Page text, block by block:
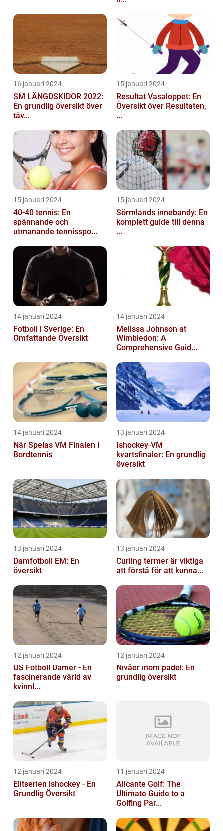
16 januari 2024
SM LÄNGDSKIDOR 2022:
En grundlig översikt över
täv...
15 januari 2024
Resultat Vasaloppet: En
Översikt över Resultaten,
...
15 januari 2024
40-40 tennis: En
spännande och
utmanande tennisspo...
15 januari 2024
Sörmlands innebandy: En
komplett guide till denna
...
14 januari 2024
Fotboll i Sverige: En
Omfattande Översikt
14 januari 2024
Melissa Johnson at
Wimbledon: A
Comprehensive Guid...
14 januari 2024
När Spelas VM Finalen i
Bordtennis
13 januari 2024
Ishockey-VM
kvartsfinaler: En grundlig
översikt
13 januari 2024
Damfotboll EM: En
översikt
13 januari 2024
Curling termer är viktiga
att förstå för att kunna...
12 januari 2024
OS Fotboll Damer - En
fascinerande värld av
kvinnl...
12 januari 2024
Nivåer inom padel: En
grundlig översikt
12 januari 2024
Elitserien ishockey - En
Grundlig Översikt
11 januari 2024
Alicante Golf: The
Ultimate Guide to a
Golfing Par...